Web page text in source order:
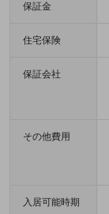
保証金
住宅保険
保証会社
その他費用
入居可能時期